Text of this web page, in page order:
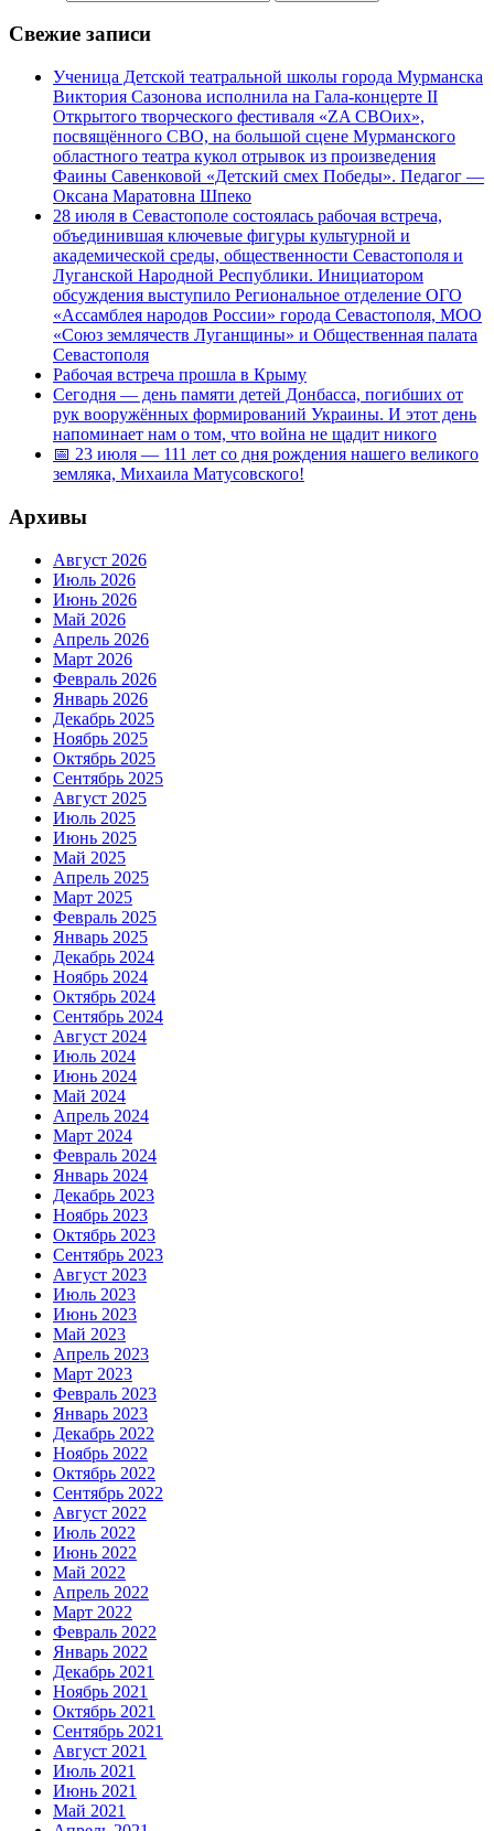
Свежие записи
Ученица Детской театральной школы города Мурманска
Виктория Сазонова исполнила на Гала-концерте II
Открытого творческого фестиваля «ZA СВОих»,
посвящённого СВО, на большой сцене Мурманского
областного театра кукол отрывок из произведения
Фаины Савенковой «Детский смех Победы». Педагог —
Оксана Маратовна Шпеко
28 июля в Севастополе состоялась рабочая встреча,
объединившая ключевые фигуры культурной и
академической среды, общественности Севастополя и
Луганской Народной Республики. Инициатором
обсуждения выступило Региональное отделение ОГО
«Ассамблея народов России» города Севастополя, МОО
«Союз землячеств Луганщины» и Общественная палата
Севастополя
Рабочая встреча прошла в Крыму
Сегодня — день памяти детей Донбасса, погибших от
рук вооружённых формирований Украины. И этот день
напоминает нам о том, что война не щадит никого
📅 23 июля — 111 лет со дня рождения нашего великого
земляка, Михаила Матусовского!
Архивы
Август 2026
Июль 2026
Июнь 2026
Май 2026
Апрель 2026
Март 2026
Февраль 2026
Январь 2026
Декабрь 2025
Ноябрь 2025
Октябрь 2025
Сентябрь 2025
Август 2025
Июль 2025
Июнь 2025
Май 2025
Апрель 2025
Март 2025
Февраль 2025
Январь 2025
Декабрь 2024
Ноябрь 2024
Октябрь 2024
Сентябрь 2024
Август 2024
Июль 2024
Июнь 2024
Май 2024
Апрель 2024
Март 2024
Февраль 2024
Январь 2024
Декабрь 2023
Ноябрь 2023
Октябрь 2023
Сентябрь 2023
Август 2023
Июль 2023
Июнь 2023
Май 2023
Апрель 2023
Март 2023
Февраль 2023
Январь 2023
Декабрь 2022
Ноябрь 2022
Октябрь 2022
Сентябрь 2022
Август 2022
Июль 2022
Июнь 2022
Май 2022
Апрель 2022
Март 2022
Февраль 2022
Январь 2022
Декабрь 2021
Ноябрь 2021
Октябрь 2021
Сентябрь 2021
Август 2021
Июль 2021
Июнь 2021
Май 2021